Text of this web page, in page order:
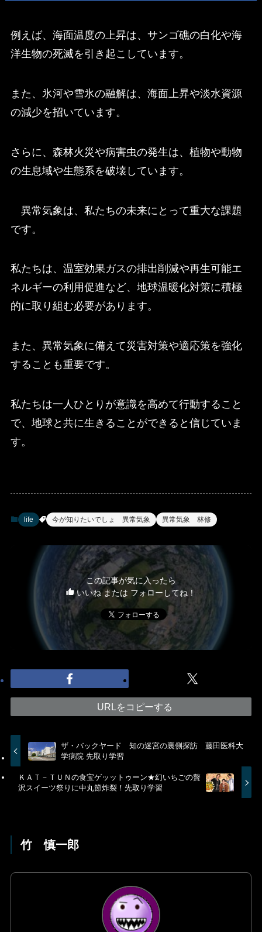
例えば、海面温度の上昇は、サンゴ礁の白化や海
洋生物の死滅を引き起こしています。
また、氷河や雪氷の融解は、海面上昇や淡水資源
の減少を招いています。
さらに、森林火災や病害虫の発生は、植物や動物
の生息域や生態系を破壊しています。
異常気象は、私たちの未来にとって重大な課題
です。
私たちは、温室効果ガスの排出削減や再生可能エ
ネルギーの利用促進など、地球温暖化対策に積極
的に取り組む必要があります。
また、異常気象に備えて災害対策や適応策を強化
することも重要です。
私たちは一人ひとりが意識を高めて行動すること
で、地球と共に生きることができると信じていま
す。
life 今が知りたいでしょ 異常気象 異常気象 林修
この記事が気に入ったら
いいね または フォローしてね！
URLをコピーする
ザ・バックヤード 知の迷宮の裏側探訪 藤田医科大
学病院 先取り学習
ＫＡＴ－ＴＵＮの食宝ゲッットゥーン★幻いちごの贅
沢スイーツ祭りに中丸節炸裂！先取り学習
竹 慎一郎